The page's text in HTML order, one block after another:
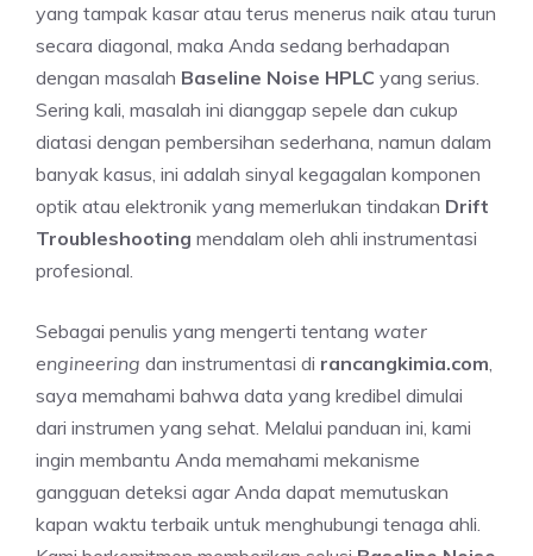
yang tampak kasar atau terus menerus naik atau turun
secara diagonal, maka Anda sedang berhadapan
dengan masalah Baseline Noise HPLC yang serius.
Sering kali, masalah ini dianggap sepele dan cukup
diatasi dengan pembersihan sederhana, namun dalam
banyak kasus, ini adalah sinyal kegagalan komponen
optik atau elektronik yang memerlukan tindakan Drift
Troubleshooting mendalam oleh ahli instrumentasi
profesional.
Sebagai penulis yang mengerti tentang water
engineering dan instrumentasi di rancangkimia.com,
saya memahami bahwa data yang kredibel dimulai
dari instrumen yang sehat. Melalui panduan ini, kami
ingin membantu Anda memahami mekanisme
gangguan deteksi agar Anda dapat memutuskan
kapan waktu terbaik untuk menghubungi tenaga ahli.